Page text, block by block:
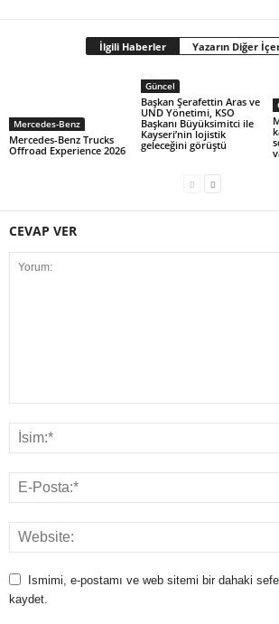
İlgili Haberler Yazarın Diğer
Mercedes-Benz
Mercedes-Benz Trucks
Offroad Experience 2026
Güncel
Başkan Şerafettin Aras ve
UND Yönetimi, KSO
Başkanı Büyüksimitci ile
Kayseri’nin lojistik
geleceğini görüştü
CEVAP VER
Ismimi, e-postamı ve web sitemi bir dahaki
kaydet.